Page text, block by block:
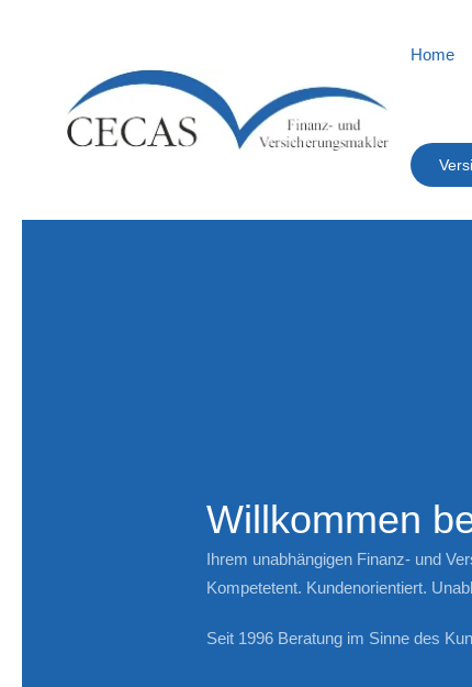
Home
Willkommen
Ihrem unabhängigen Finanz- und
Kompetetent. Kundenorientiert.
Seit 1996 Beratung im Sinne des